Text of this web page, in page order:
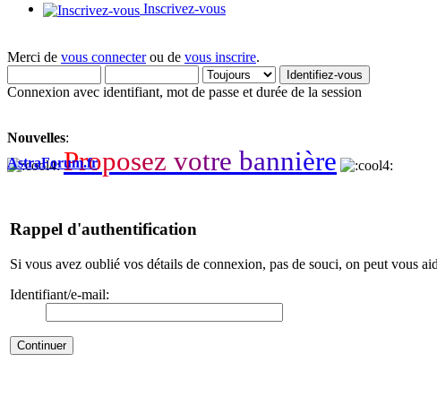
Inscrivez-vous
Merci de vous connecterou de vous inscrire.
Connexion avec identifiant, mot de passe et durée de la session
Nouvelles:
Proposez votre bannière
AstraForum.fr
Rappel d'authentification
Si vous avez oublié vos détails de connexion, pas de souci, on peut vous
Identifiant/e-mail: